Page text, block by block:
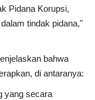
Pidana Korupsi,
tindak pidana,"
bahwa
di antaranya:
yang secara